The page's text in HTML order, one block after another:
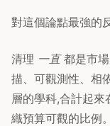
對這個論點最強的
清理 一直都是市場
描、可觀測性、相
層的學科,合計起
織預算可觀的比例